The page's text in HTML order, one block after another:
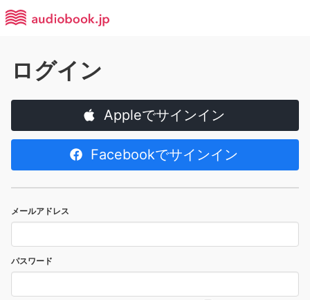
ログイン
Appleでサインイン
Facebookでサインイン
メールアドレス
パスワード